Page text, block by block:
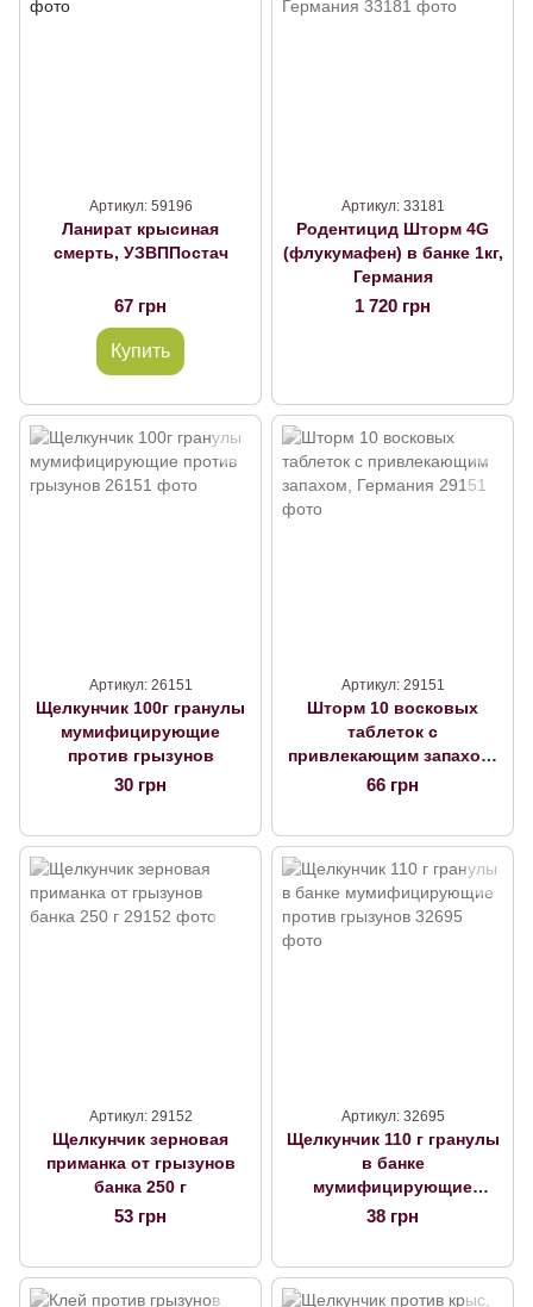
Артикул: 59196
Ланират крысиная
смерть, УЗВППостач
67 грн
Купить
Артикул: 33181
Родентицид Шторм 4G
(флукумафен) в банке 1кг,
Германия
1 720 грн
Артикул: 26151
Щелкунчик 100г гранулы
мумифицирующие
против грызунов
30 грн
Артикул: 29151
Шторм 10 восковых
таблеток с
привлекающим запахом,
Германия
66 грн
Артикул: 29152
Щелкунчик зерновая
приманка от грызунов
банка 250 г
53 грн
Артикул: 32695
Щелкунчик 110 г гранулы
в банке
мумифицирующие
против грызунов
38 грн